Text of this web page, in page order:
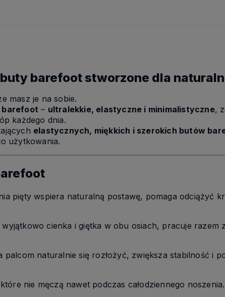
barefoot stworzone dla
masz je na sobie.
barefoot – ultralekkie, elastyczne i minimalistyczne,
każdego dnia.
elastycznych, miękkich i szerokich butów
użytkowania.
pięty wspiera naturalną postawę, pomaga odciążyć
wyjątkowo cienka i giętka w obu osiach, pracuje razem
palcom naturalnie się rozłożyć, zwiększa stabilność i
nie męczą nawet podczas całodziennego noszenia.